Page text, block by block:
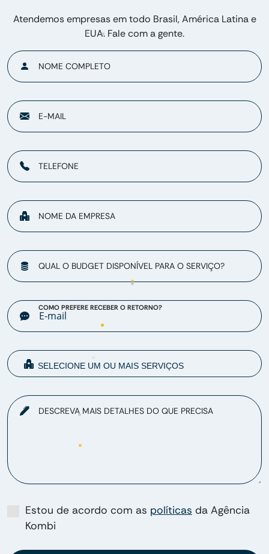
Atendemos empresas em todo Brasil, América Latina e
EUA. Fale com a gente.
NOME COMPLETO
E-MAIL
TELEFONE
NOME DA EMPRESA
QUAL O BUDGET DISPONÍVEL PARA O SERVIÇO?
COMO PREFERE RECEBER O RETORNO?
DESCREVA MAIS DETALHES DO QUE PRECISA
Estou de acordo com as políticas da Agência
Kombi